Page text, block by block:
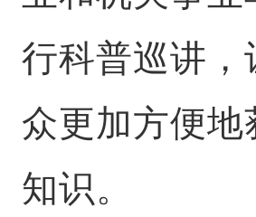
行科普巡讲，
众更加方便地
知识。